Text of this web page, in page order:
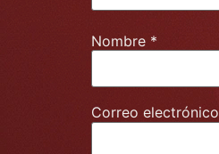
Nombre *
Correo electrónico